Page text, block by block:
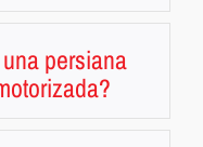
persiana